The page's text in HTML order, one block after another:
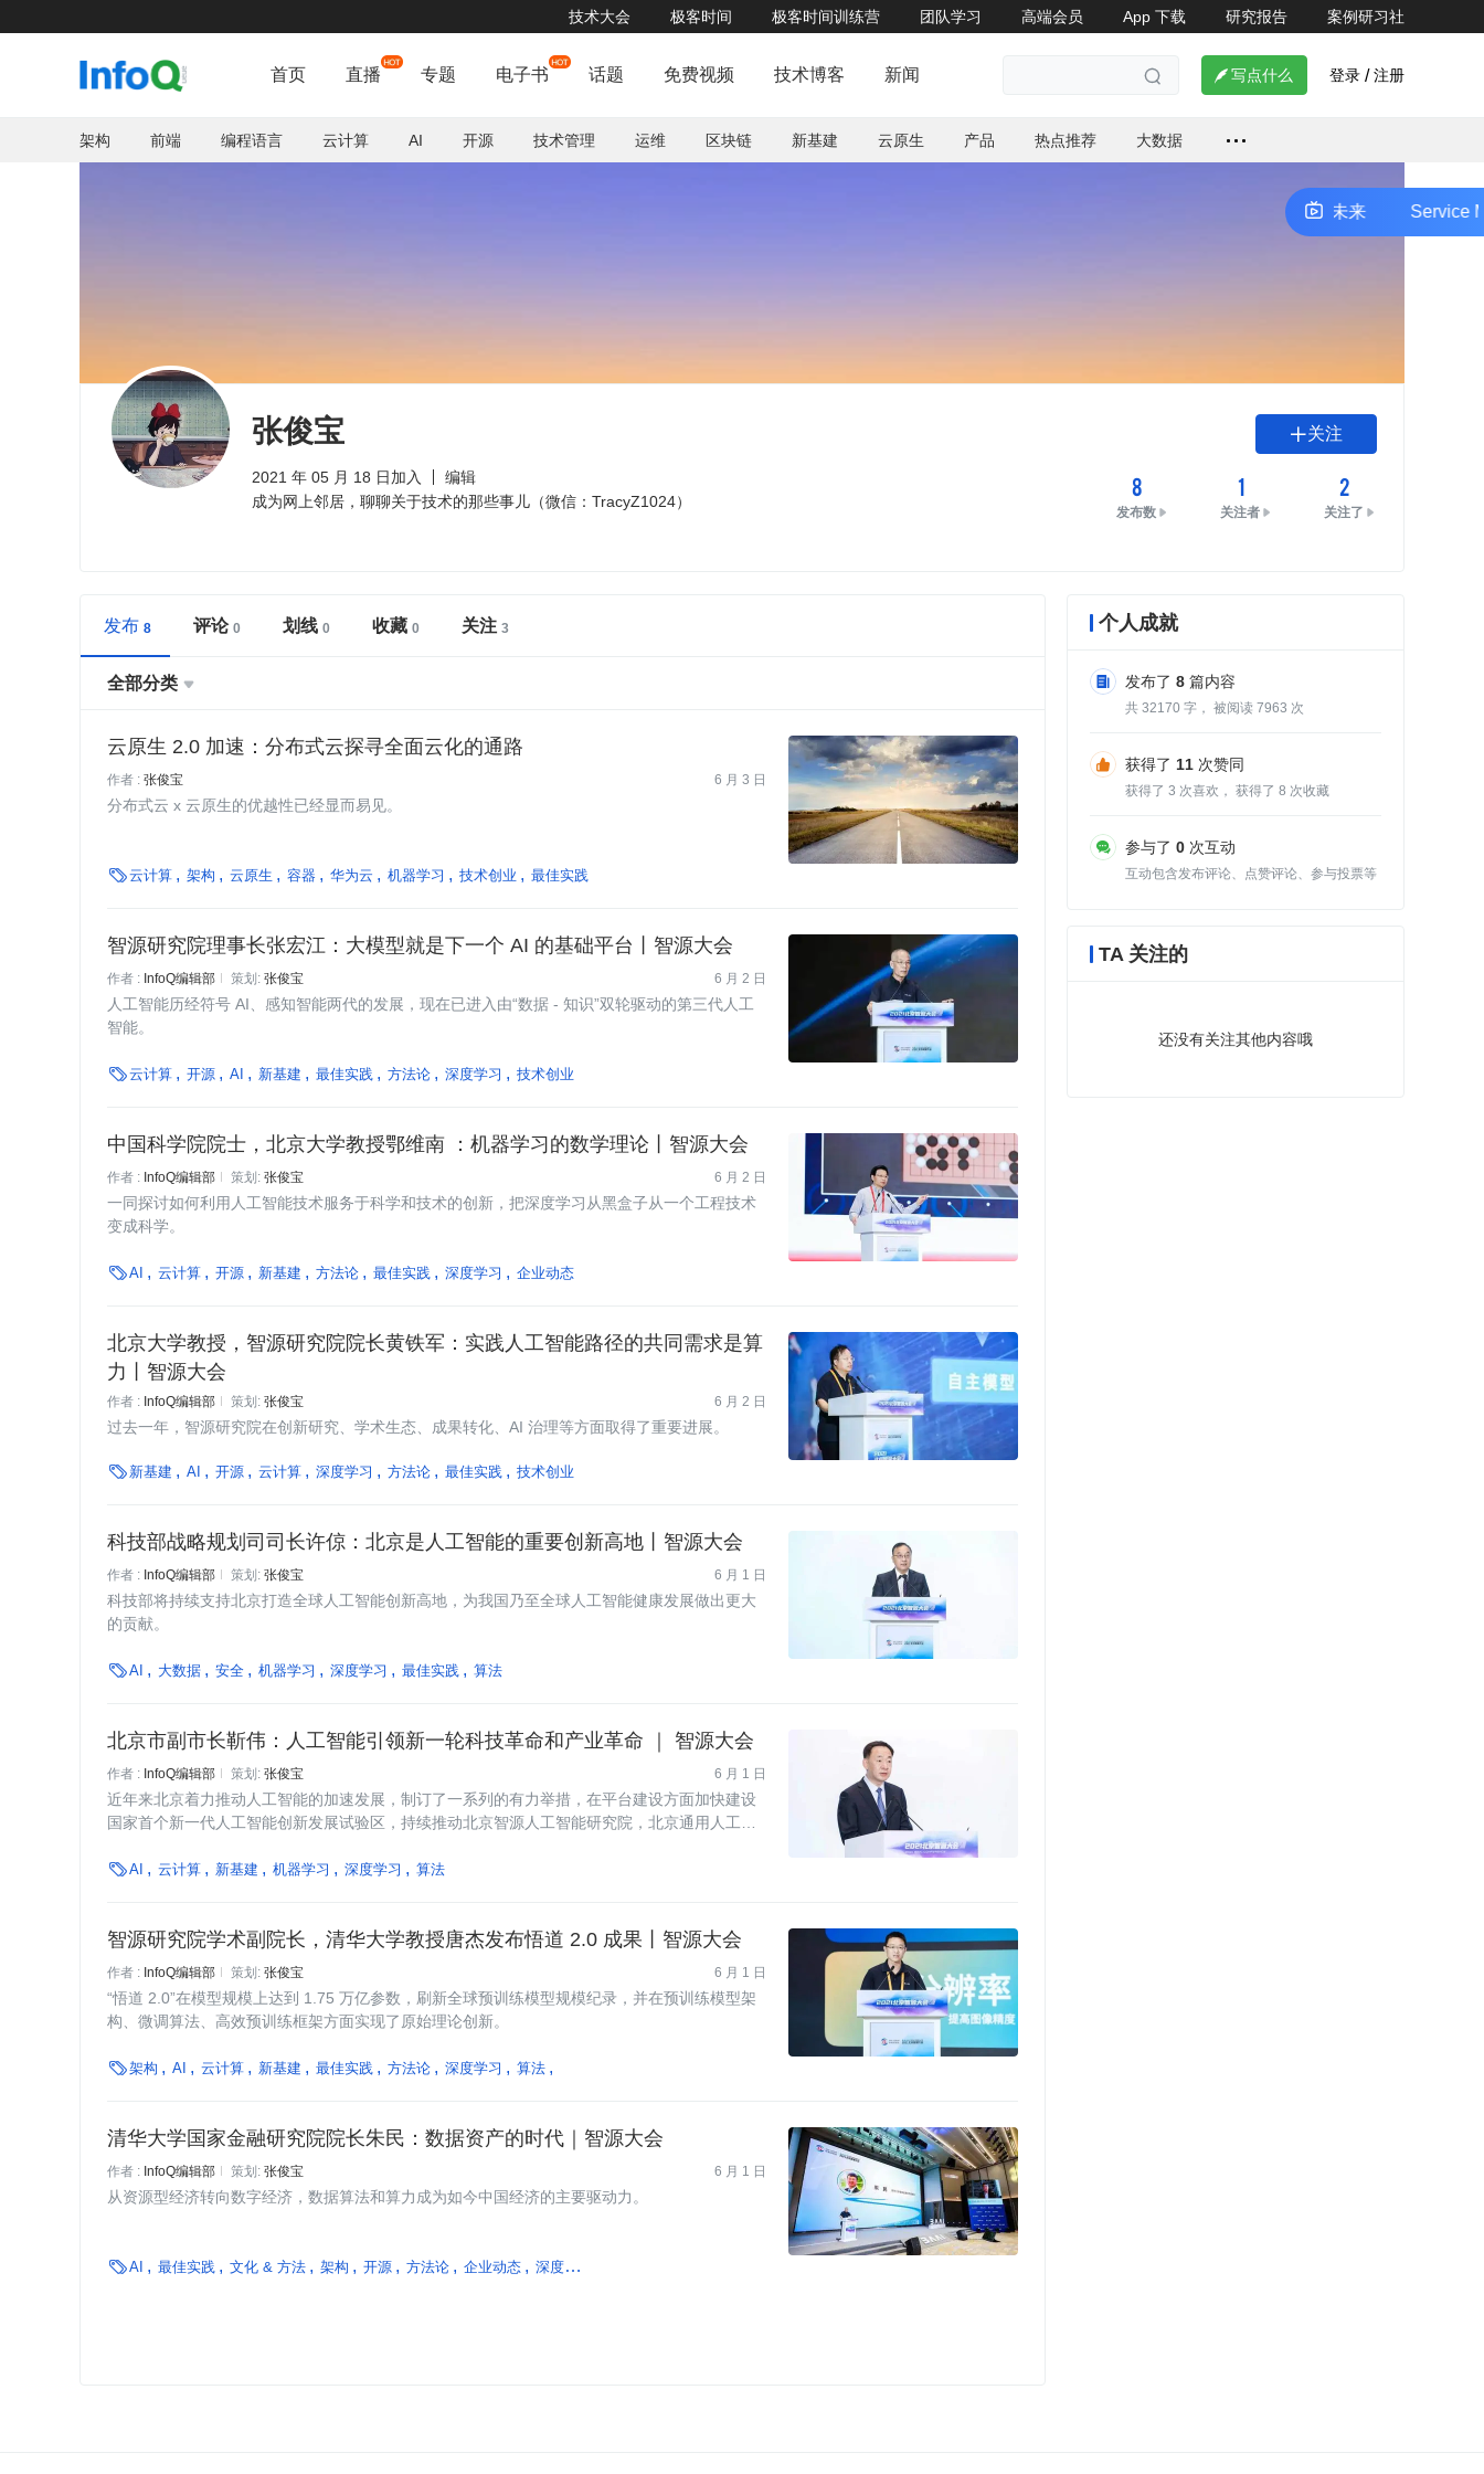
技术大会 极客时间 极客时间训练营 团队学习 高端会员 App 下载 研究报告 案例研习社
GMTC北京站两周后开幕，58个议题全部上线，点击查看
首页 直播 专题 电子书 话题 免费视频 技术博客 新闻   写点什么 登录 / 注册
架构 前端 编程语言 云计算 AI 开源 技术管理 运维 区块链 新基建 云原生 产品 热点推荐 大数据
张俊宝
2021 年 05 月 18 日加入
编辑
成为网上邻居，聊聊关于技术的那些事儿（微信：TracyZ1024）
关注
8
发布数
1
关注者
2
关注了
发布 评论 划线 收藏 关注
全部分类 
云原生 2.0 加速：分布式云探寻全面云化的通路
作者 : 张俊宝 6 月 3 日
分布式云 x 云原生的优越性已经显而易见。
云计算 架构 云原生 容器 华为云 机器学习 技术创业 最佳实践
智源研究院理事长张宏江：大模型就是下一个 AI 的基础平台丨智源大会
作者 : InfoQ编辑部 策划: 张俊宝 6 月 2 日
人工智能历经符号 AI、感知智能两代的发展，现在已进入由“数据 - 知识”双轮驱动的第三代人工
智能。
云计算 开源 AI 新基建 最佳实践 方法论 深度学习 技术创业
中国科学院院士，北京大学教授鄂维南 ：机器学习的数学理论丨智源大会
作者 : InfoQ编辑部 策划: 张俊宝 6 月 2 日
一同探讨如何利用人工智能技术服务于科学和技术的创新，把深度学习从黑盒子从一个工程技术
变成科学。
AI 云计算 开源 新基建 方法论 最佳实践 深度学习 企业动态
北京大学教授，智源研究院院长黄铁军：实践人工智能路径的共同需求是算
力丨智源大会
作者 : InfoQ编辑部 策划: 张俊宝 6 月 2 日
过去一年，智源研究院在创新研究、学术生态、成果转化、AI 治理等方面取得了重要进展。
 新基建 AI 开源 云计算 深度学习 方法论 最佳实践 技术创业
科技部战略规划司司长许倞：北京是人工智能的重要创新高地丨智源大会
作者 : InfoQ编辑部 策划: 张俊宝 6 月 1 日
科技部将持续支持北京打造全球人工智能创新高地，为我国乃至全球人工智能健康发展做出更大
的贡献。
AI 大数据 安全 机器学习 深度学习 最佳实践 算法
北京市副市长靳伟：人工智能引领新一轮科技革命和产业革命 ｜ 智源大会
作者 : InfoQ编辑部 策划: 张俊宝 6 月 1 日
近年来北京着力推动人工智能的加速发展，制订了一系列的有力举措，在平台建设方面加快建设
国家首个新一代人工智能创新发展试验区，持续推动北京智源人工智能研究院，北京通用人工智
AI 云计算 新基建 机器学习 深度学习 算法
智源研究院学术副院长，清华大学教授唐杰发布悟道 2.0 成果丨智源大会
作者 : InfoQ编辑部 策划: 张俊宝 6 月 1 日
“悟道 2.0”在模型规模上达到 1.75 万亿参数，刷新全球预训练模型规模纪录，并在预训练模型架
构、微调算法、高效预训练框架方面实现了原始理论创新。
架构 AI 云计算 新基建 最佳实践 方法论 深度学习 算法
清华大学国家金融研究院院长朱民：数据资产的时代｜智源大会
作者 : InfoQ编辑部 策划: 张俊宝 6 月 1 日
从资源型经济转向数字经济，数据算法和算力成为如今中国经济的主要驱动力。
AI 最佳实践 文化 & 方法 架构 开源 方法论 企业动态 深度学习
个人成就
发布了 8 篇内容
共 32170 字， 被阅读 7963 次
获得了 11 次赞同
获得了 3 次喜欢， 获得了 8 次收藏
参与了 0 次互动
互动包含发布评论、点赞评论、参与投票等
TA 关注的
还没有关注其他内容哦
Service Mesh的演化与未来 Service